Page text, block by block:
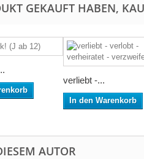
GEKAUFT HABEN,
verliebt -...
In den Warenkorb
AUTOR